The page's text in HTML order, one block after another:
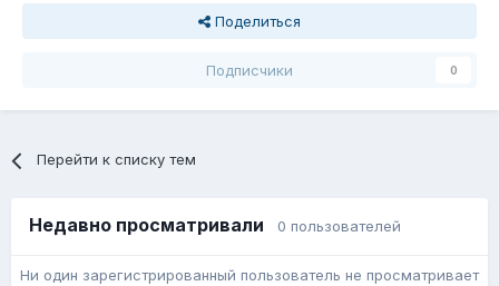
Поделиться
Подписчики 0
Перейти к списку тем
Недавно просматривали 0 пользователей
Ни один зарегистрированный пользователь не просматривает